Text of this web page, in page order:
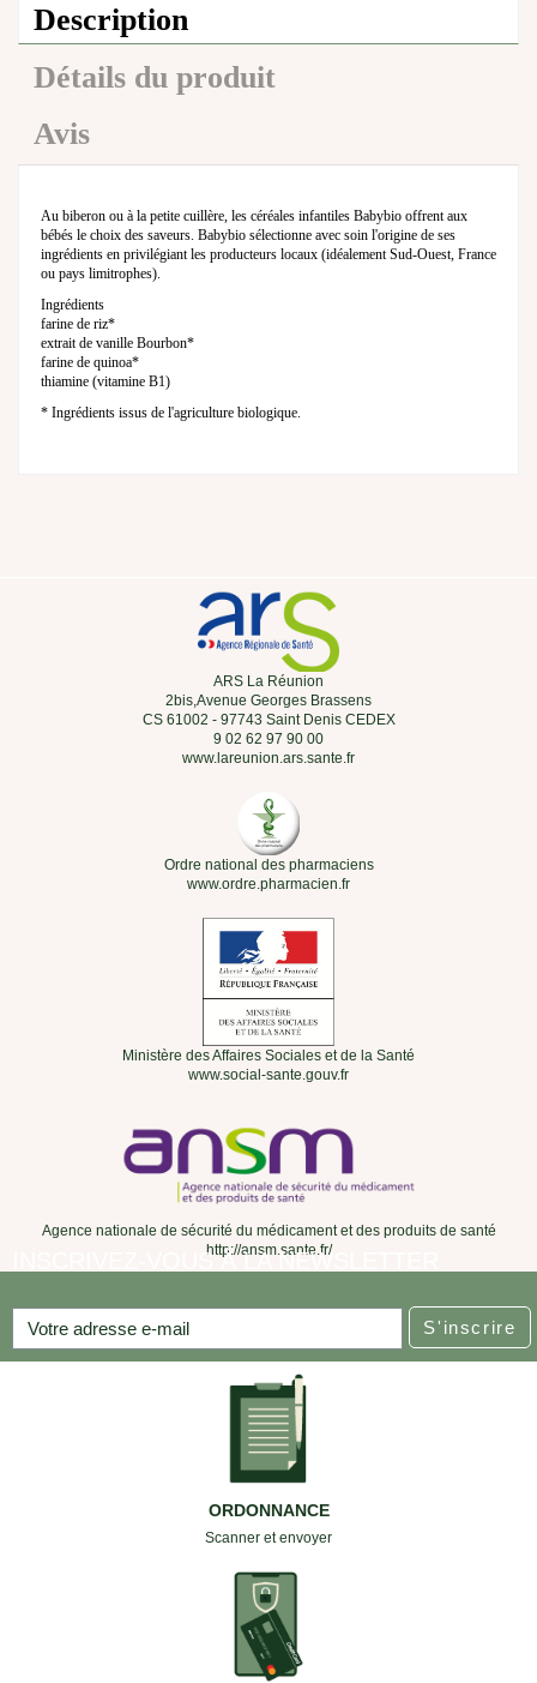
Description
Détails du produit
Avis
Au biberon ou à la petite cuillère, les céréales infantiles Babybio offrent aux
bébés le choix des saveurs. Babybio sélectionne avec soin l'origine de ses
ingrédients en privilégiant les producteurs locaux (idéalement Sud-Ouest, France
ou pays limitrophes).
Ingrédients
farine de riz*
extrait de vanille Bourbon*
farine de quinoa*
thiamine (vitamine B1)
* Ingrédients issus de l'agriculture biologique.
ARS La Réunion
2bis,Avenue Georges Brassens
CS 61002 - 97743 Saint Denis CEDEX
9 02 62 97 90 00
www.lareunion.ars.sante.fr
Ordre national des pharmaciens
www.ordre.pharmacien.fr
Ministère des Affaires Sociales et de la Santé
www.social-sante.gouv.fr
Agence nationale de sécurité du médicament et des produits de santé
http://ansm.sante.fr/
INSCRIVEZ-VOUS À LA NEWSLETTER
S'inscrire
ORDONNANCE
Scanner et envoyer